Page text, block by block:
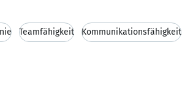
Teamfähigkeit Kommunikationsfähigkeit